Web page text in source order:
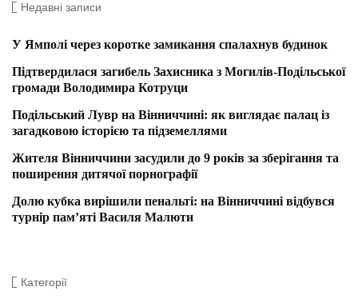
Недавні записи
У Ямполі через коротке замикання спалахнув будинок
Підтвердилася загибель Захисника з Могилів-Подільської
громади Володимира Котруци
Подільський Лувр на Вінниччині: як виглядає палац із
загадковою історією та підземеллями
Жителя Вінниччини засудили до 9 років за зберігання та
поширення дитячої порнографії
Долю кубка вирішили пенальті: на Вінниччині відбувся
турнір пам’яті Василя Малюти
Категорії